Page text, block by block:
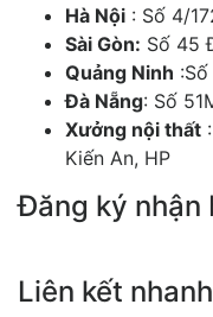
Hà Nội : Số 4/
Sài Gòn: Số 45
Quảng Ninh
Đà Nẵng: Số
Xưởng nội thất
Kiến An, HP
Đăng ký nhận
Liên kết nhanh